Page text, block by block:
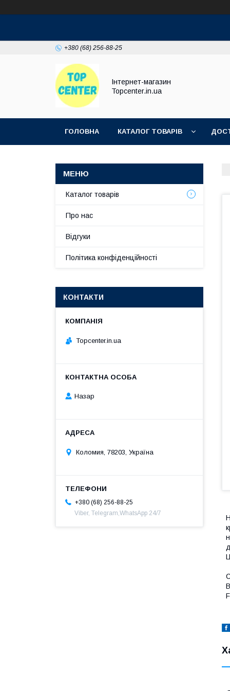
+380 (68) 256-88-25
Інтернет-магазин
Topcenter.in.ua
ГОЛОВНА КАТАЛОГ ТОВАРІВ
Каталог товарів
Про нас
Відгуки
Політика конфіденційності
КОНТАКТИ
Topcenter.in.ua
Назар
Коломия, 78203, Україна
+380 (68) 256-88-25
Viber, Telegram,WhatsApp 24/7